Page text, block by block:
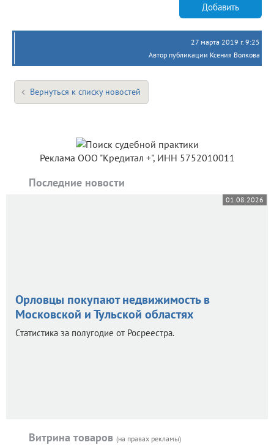
Добавить
27 марта 2019 г. 9:25
Автор публикации Ксения Волкова
Вернуться к списку новостей
Реклама ООО "Кредитал +", ИНН 5752010011
Последние новости
01.08.2026
Орловцы покупают недвижимость в
Московской и Тульской областях
Статистика за полугодие от Росреестра.
Витрина товаров (на правах рекламы)